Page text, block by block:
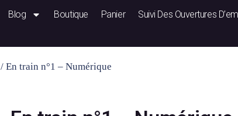
Blog Boutique Panier Suivi Des Ouvertures
/ En train n°1 – Numérique